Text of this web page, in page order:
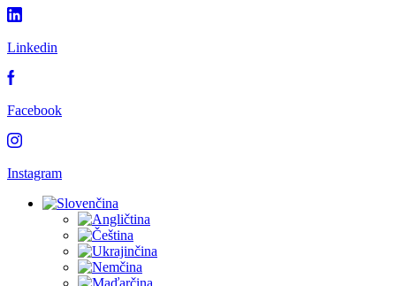
Linkedin
Facebook
Instagram